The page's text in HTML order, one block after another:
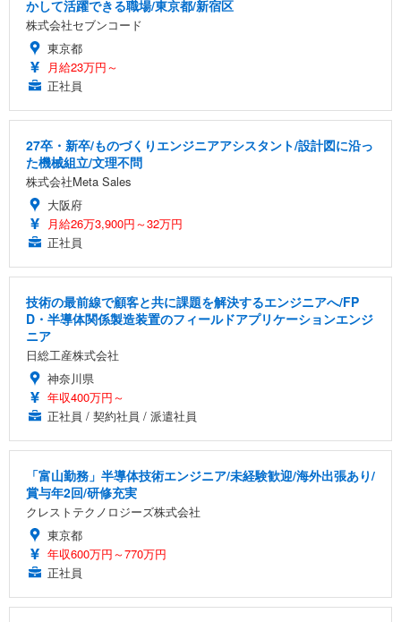
かして活躍できる職場/東京都/新宿区
株式会社セブンコード
東京都
月給23万円～
正社員
27卒・新卒/ものづくりエンジニアアシスタント/設計図に沿っ
た機械組立/文理不問
株式会社Meta Sales
大阪府
月給26万3,900円～32万円
正社員
技術の最前線で顧客と共に課題を解決するエンジニアへ/FP
D・半導体関係製造装置のフィールドアプリケーションエンジ
ニア
日総工産株式会社
神奈川県
年収400万円～
正社員 / 契約社員 / 派遣社員
「富山勤務」半導体技術エンジニア/未経験歓迎/海外出張あり/
賞与年2回/研修充実
クレストテクノロジーズ株式会社
東京都
年収600万円～770万円
正社員